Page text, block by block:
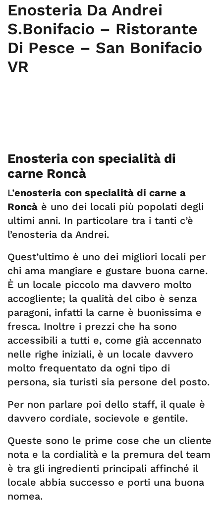
Enosteria Da Andrei
S.Bonifacio – Ristorante
Di Pesce – San Bonifacio
VR
Enosteria con specialità di
carne Roncà
L’enosteria con specialità di carne a
Roncà è uno dei locali più popolati degli
ultimi anni. In particolare tra i tanti c’è
l’enosteria da Andrei.
Quest’ultimo è uno dei migliori locali per
chi ama mangiare e gustare buona carne.
È un locale piccolo ma davvero molto
accogliente; la qualità del cibo è senza
paragoni, infatti la carne è buonissima e
fresca. Inoltre i prezzi che ha sono
accessibili a tutti e, come già accennato
nelle righe iniziali, è un locale davvero
molto frequentato da ogni tipo di
persona, sia turisti sia persone del posto.
Per non parlare poi dello staff, il quale è
davvero cordiale, socievole e gentile.
Queste sono le prime cose che un cliente
nota e la cordialità e la premura del team
è tra gli ingredienti principali affinché il
locale abbia successo e porti una buona
nomea.